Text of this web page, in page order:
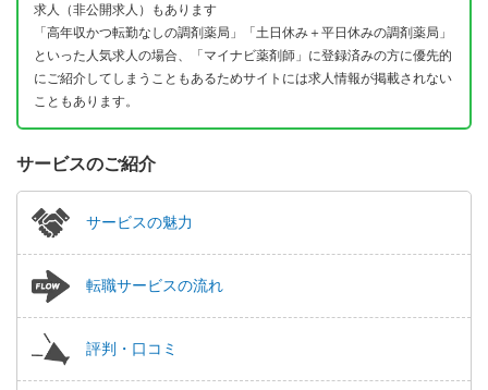
求人（非公開求人）もあります
「高年収かつ転勤なしの調剤薬局」「土日休み＋平日休みの調剤薬局」
といった人気求人の場合、「マイナビ薬剤師」に登録済みの方に優先的
にご紹介してしまうこともあるためサイトには求人情報が掲載されない
こともあります。
サービスのご紹介
サービスの魅力
転職サービスの流れ
評判・口コミ